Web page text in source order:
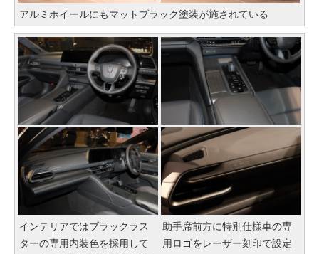
アルミホイールにもマットブラック塗装が施されている
インテリアではブラックラス
ターの専用内装色を採用して
助手席前方に特別仕様車の専
用ロゴをレーザー刻印で設定